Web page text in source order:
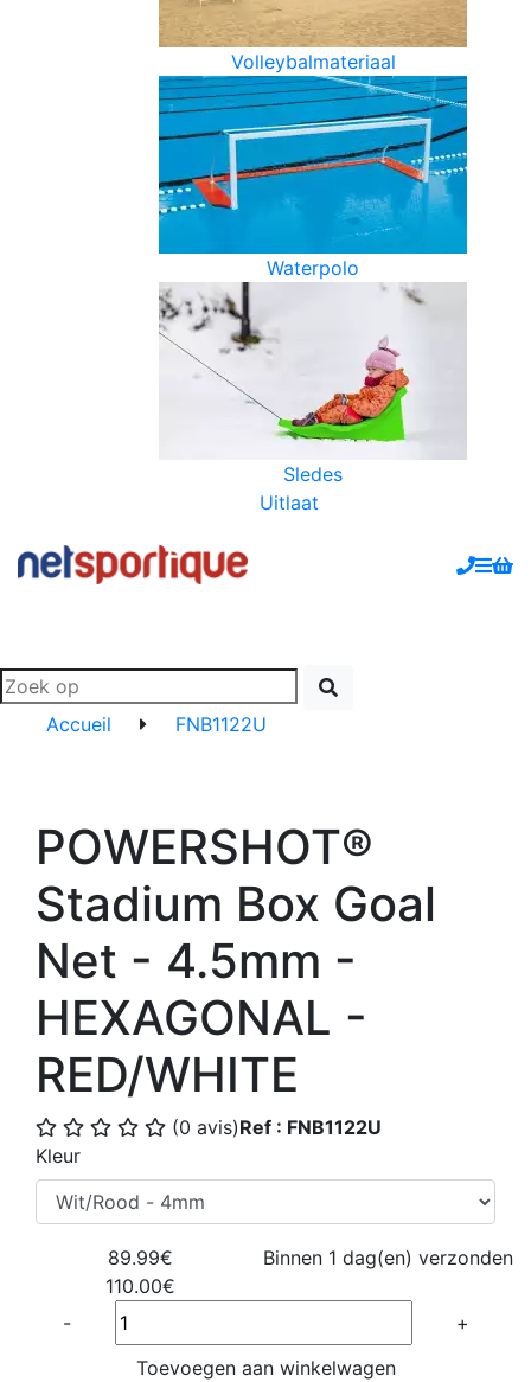
Volleybalmateriaal
Waterpolo
Sledes
Uitlaat
Accueil FNB1122U
POWERSHOT®
Stadium Box Goal
Net - 4.5mm -
HEXAGONAL -
RED/WHITE
(0 avis)Ref : FNB1122U
Kleur
89.99€
110.00€
Binnen 1 dag(en) verzonden
Quantité
-
+
Toevoegen aan winkelwagen